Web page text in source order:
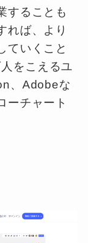
することも
れば、より
ていくこと
をこえるユ
、Adobeな
ーチャート